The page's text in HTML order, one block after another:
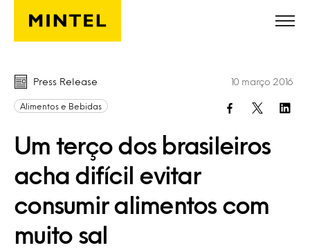
Skip to main content
Press Release
Alimentos e Bebidas
Um terço dos brasileiros
acha difícil evitar
consumir alimentos com
muito sal
10 março 2016